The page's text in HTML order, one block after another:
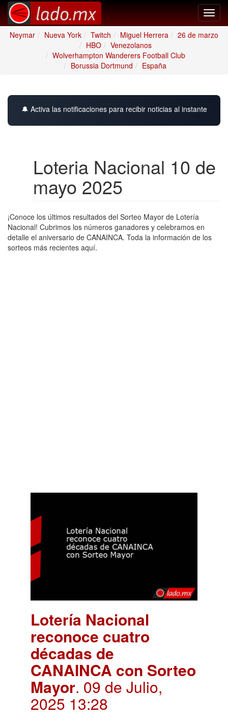
Neymar
Nueva York Twitch Miguel Herrera
26 de marzo
HBO
Venezolanos
Wolverhampton Wanderers Football Club
Borussia Dortmund
España
🔔 Activa las notificaciones para recibir noticias al instante
Loteria Nacional 10 de
mayo 2025
¡Conoce los últimos resultados del Sorteo Mayor de Lotería
Nacional! Cubrimos los números ganadores y celebramos en
detalle el aniversario de CANAINCA. Toda la información de los
sorteos más recientes aquí.
Lotería Nacional
reconoce cuatro
décadas de
CANAINCA con Sorteo
Mayor. 09 de Julio,
2025 13:28